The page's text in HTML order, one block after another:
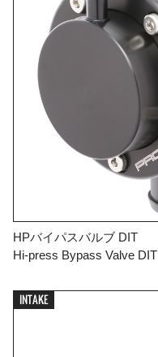
HPバイパスバルブ DIT
Hi-press Bypass Valve DIT
INTAKE